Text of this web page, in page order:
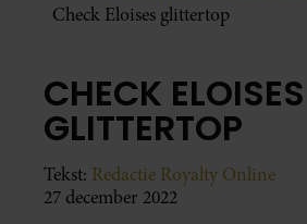
Check Eloises glittertop
CHECK ELOISES
GLITTERTOP
Tekst: Redactie Royalty Online
27 december 2022